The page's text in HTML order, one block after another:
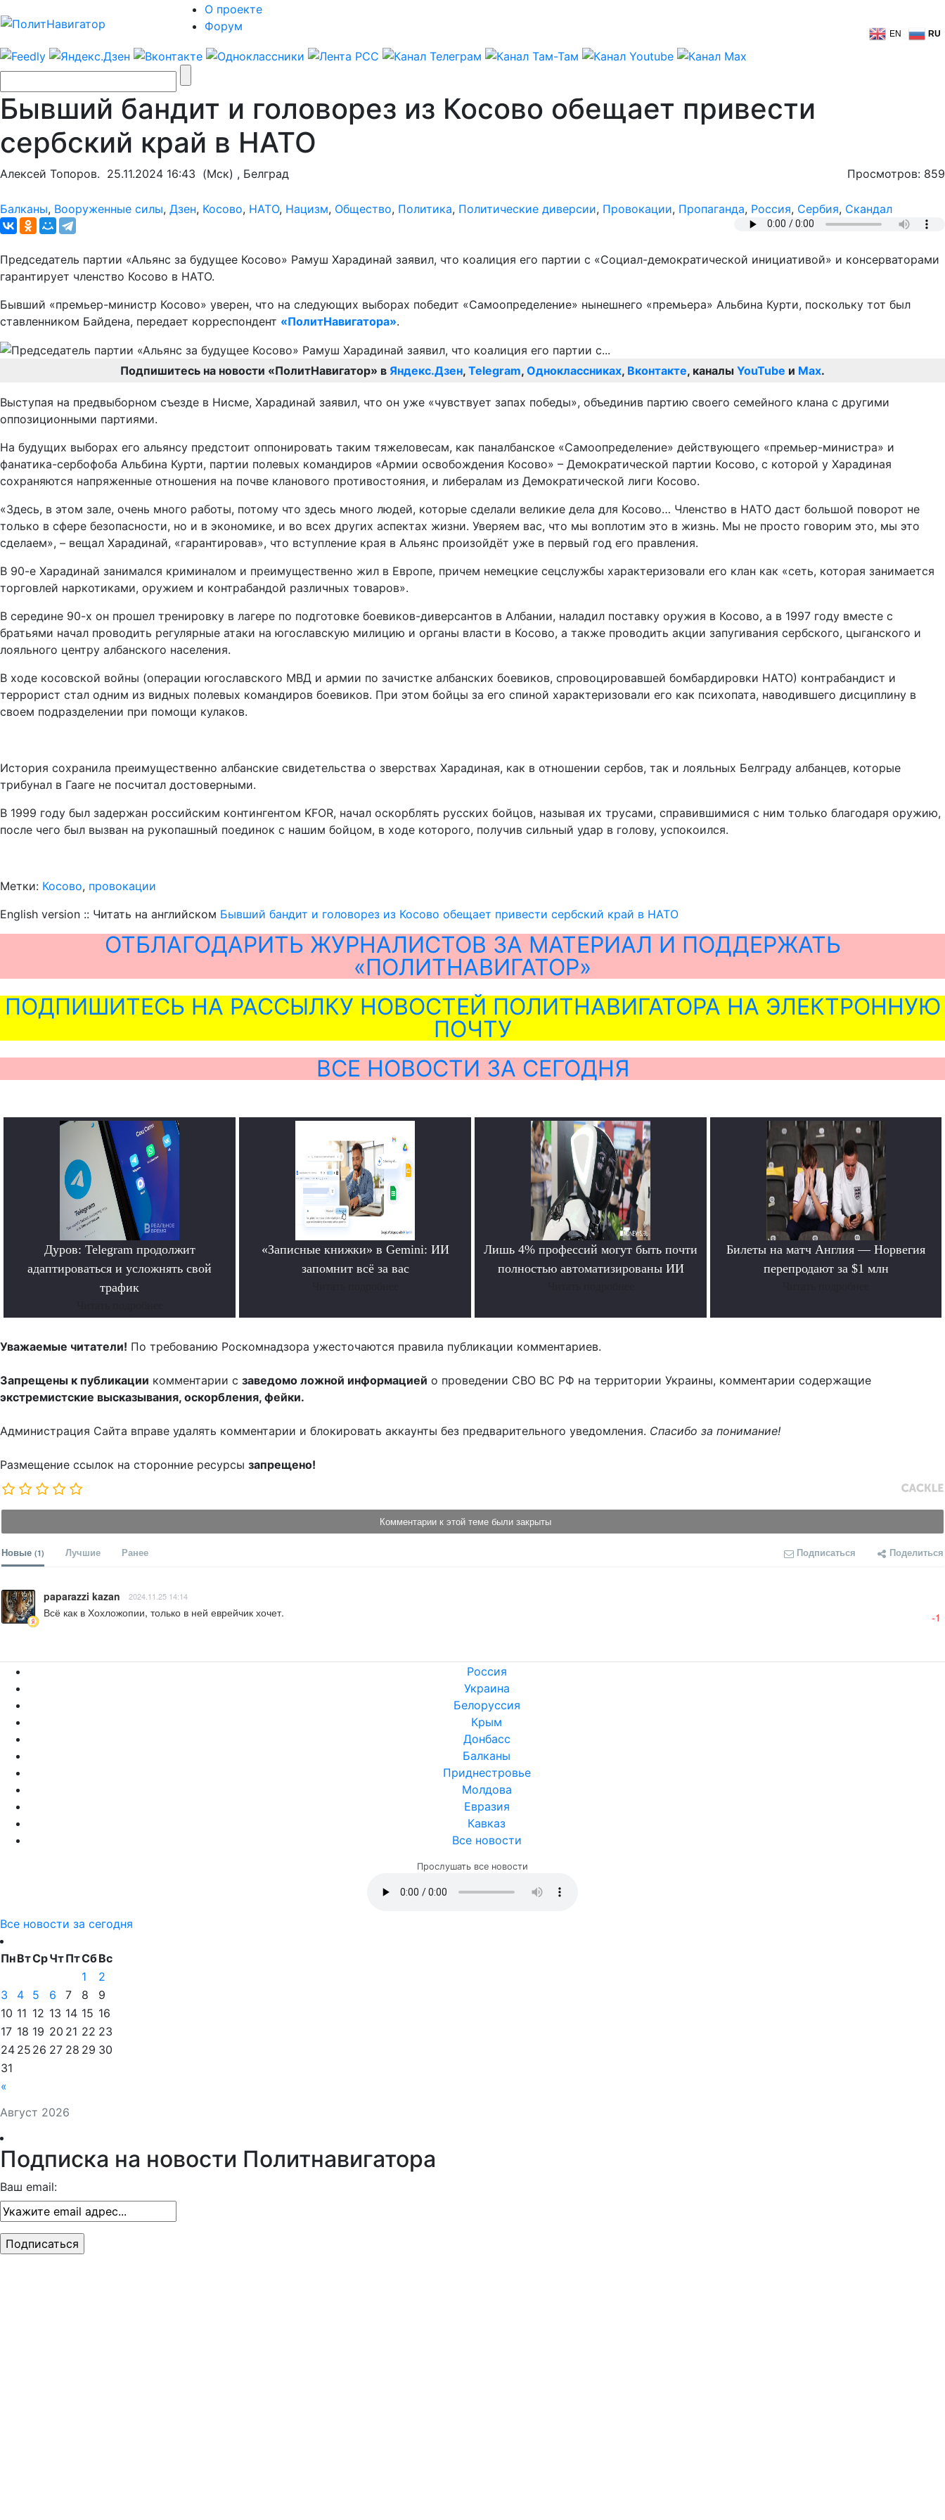
О проекте
Форум
EN RU
Бывший бандит и головорез из Косово обещает привести
сербский край в НАТО
Алексей Топоров. 25.11.2024 16:43 (Мск) , Белград Просмотров: 859
Балканы, Вооруженные силы, Дзен, Косово, НАТО, Нацизм, Общество, Политика, Политические диверсии, Провокации, Пропаганда, Россия, Сербия, Скандал
Председатель партии «Альянс за будущее Косово» Рамуш Харадинай заявил, что коалиция его партии с «Социал-демократической инициативой» и консерваторами
гарантирует членство Косово в НАТО.
Бывший «премьер-министр Косово» уверен, что на следующих выборах победит «Самоопределение» нынешнего «премьера» Альбина Курти, поскольку тот был
ставленником Байдена, передает корреспондент «ПолитНавигатора».
Подпишитесь на новости «ПолитНавигатор» в Яндекс.Дзен, Telegram, Одноклассниках, Вконтакте, каналы YouTube и Max.
Выступая на предвыборном съезде в Нисме, Харадинай заявил, что он уже «чувствует запах победы», объединив партию своего семейного клана с другими
оппозиционными партиями.
На будущих выборах его альянсу предстоит оппонировать таким тяжеловесам, как паналбанское «Самоопределение» действующего «премьер-министра» и
фанатика-сербофоба Альбина Курти, партии полевых командиров «Армии освобождения Косово» – Демократической партии Косово, с которой у Харадиная
сохраняются напряженные отношения на почве кланового противостояния, и либералам из Демократической лиги Косово.
«Здесь, в этом зале, очень много работы, потому что здесь много людей, которые сделали великие дела для Косово… Членство в НАТО даст большой поворот не
только в сфере безопасности, но и в экономике, и во всех других аспектах жизни. Уверяем вас, что мы воплотим это в жизнь. Мы не просто говорим это, мы это
сделаем», – вещал Харадинай, «гарантировав», что вступление края в Альянс произойдёт уже в первый год его правления.
В 90-е Харадинай занимался криминалом и преимущественно жил в Европе, причем немецкие сецслужбы характеризовали его клан как «сеть, которая занимается
торговлей наркотиками, оружием и контрабандой различных товаров».
В середине 90-х он прошел тренировку в лагере по подготовке боевиков-диверсантов в Албании, наладил поставку оружия в Косово, а в 1997 году вместе с
братьями начал проводить регулярные атаки на югославскую милицию и органы власти в Косово, а также проводить акции запугивания сербского, цыганского и
лояльного центру албанского населения.
В ходе косовской войны (операции югославского МВД и армии по зачистке албанских боевиков, спровоцировавшей бомбардировки НАТО) контрабандист и
террорист стал одним из видных полевых командиров боевиков. При этом бойцы за его спиной характеризовали его как психопата, наводившего дисциплину в
своем подразделении при помощи кулаков.
История сохранила преимущественно албанские свидетельства о зверствах Харадиная, как в отношении сербов, так и лояльных Белграду албанцев, которые
трибунал в Гааге не посчитал достоверными.
В 1999 году был задержан российским контингентом KFOR, начал оскорблять русских бойцов, называя их трусами, справившимися с ним только благодаря оружию,
после чего был вызван на рукопашный поединок с нашим бойцом, в ходе которого, получив сильный удар в голову, успокоился.
Метки: Косово, провокации
English version :: Читать на английском Бывший бандит и головорез из Косово обещает привести сербский край в НАТО
ОТБЛАГОДАРИТЬ ЖУРНАЛИСТОВ ЗА МАТЕРИАЛ И ПОДДЕРЖАТЬ
«ПОЛИТНАВИГАТОР»
ПОДПИШИТЕСЬ НА РАССЫЛКУ НОВОСТЕЙ ПОЛИТНАВИГАТОРА НА ЭЛЕКТРОННУЮ
ПОЧТУ
ВСЕ НОВОСТИ ЗА СЕГОДНЯ
Дуров: Telegram продолжит
адаптироваться и усложнять свой
трафик
«Записные книжки» в Gemini: ИИ
запомнит всё за вас
Лишь 4% профессий могут быть почти
полностью автоматизированы ИИ
Билеты на матч Англия — Норвегия
перепродают за $1 млн
Уважаемые читатели! По требованию Роскомнадзора ужесточаются правила публикации комментариев.
Запрещены к публикации комментарии с заведомо ложной информацией о проведении СВО ВС РФ на территории Украины, комментарии содержащие
экстремистские высказывания, оскорбления, фейки.
Администрация Сайта вправе удалять комментарии и блокировать аккаунты без предварительного уведомления. Спасибо за понимание!
Размещение ссылок на сторонние ресурсы запрещено!
Комментарии к этой теме были закрыты
Новые (1) Лучшие Ранее Подписаться Поделиться
paparazzi kazan 2024.11.25 14:14
Всё как в Хохложопии, только в ней еврейчик хочет. -1
Россия
Украина
Белоруссия
Крым
Донбасс
Балканы
Приднестровье
Молдова
Евразия
Кавказ
Все новости
Прослушать все новости
Все новости за сегодня
Август 2026
ПнВтСрЧтПтСбВс
«
1
2
3
4 5 6 7 8
9
10 11 12 13 14 15 16
17 18 19 20 21 22 23
24 25 26 27 28 29 30
31
Подписка на новости Политнавигатора
Ваш email: